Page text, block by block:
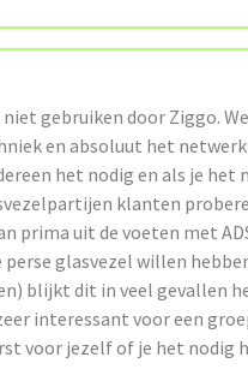
gebruiken door Ziggo.
en absoluut het
het nodig en als je het
klanten
prima uit de voeten met
perse glasvezel willen
blijkt dit in veel gevallen
interessant voor een
voor jezelf of je het nodig